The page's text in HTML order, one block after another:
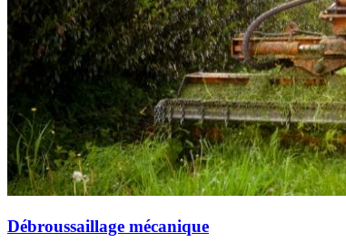
Débroussaillage mécanique